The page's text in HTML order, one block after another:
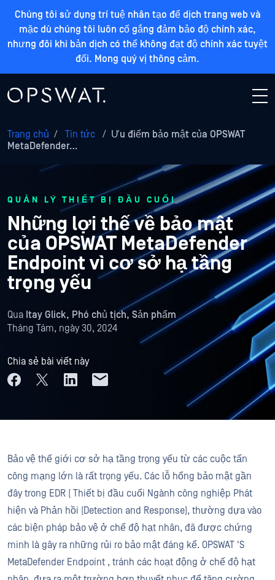
Chúng tôi sử dụng trí tuệ nhân tạo để dịch trang web và
mặc dù chúng tôi luôn cố gắng đảm bảo độ chính xác,
nhưng đôi khi bản dịch có thể không đạt độ chính xác tuyệt
đối. Mong quý vị thông cảm.
Trang chủ / Tin tức / Ưu điểm bảo mật của OPSWAT
MetaDefender…
QUẢN LÝ THIẾT BỊ ĐẦU CUỐI
Những lợi thế về bảo mật
của OPSWAT MetaDefender
Endpoint vì cơ sở hạ tầng
trọng yếu
Qua Itay Glick, Phó chủ tịch, Sản phẩm
Tháng Tám, ngày 30, 2024
Chia sẻ bài viết này
Bảo vệ thế giới cơ sở hạ tầng trọng yếu từ các cuộc tấn
công mạng lớn là rất trọng yếu. Các lỗ hổng bảo mật gần
đây trong EDR ( Thiết bị đầu cuối Ngành công nghiệp Phát
hiện và Phản hồi (Detection and Response), thường dựa vào
các biện pháp bảo vệ ở chế độ hạt nhân, đã được chứng
minh là gây ra những rủi ro bảo mật đáng kể. OPSWAT 'S
MetaDefender Endpoint , tránh các hoạt động ở chế độ hạt